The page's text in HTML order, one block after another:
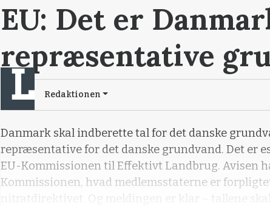
EU: Det er
repræsentative
Redaktionen
Danmark skal indberette tal for det danske
repræsentative for det danske grundvand. Det er
EU-Kommissionen til Effektivt Landbrug. Avisen
Kommissionen, hvad medlemsstaterne er
nitratdirektivet. Og meldingen er klar – tallene